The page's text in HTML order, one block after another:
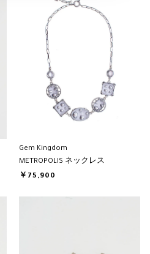
Gem Kingdom
METROPOLIS ネックレス
￥75,900